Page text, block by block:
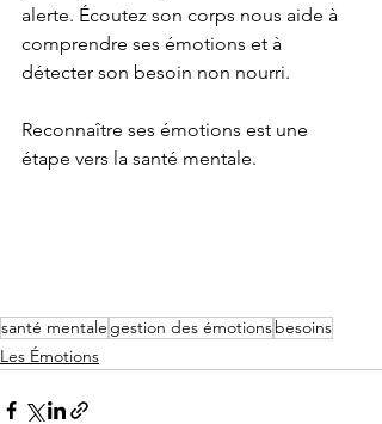
alerte. Écoutez son corps nous aide à
comprendre ses émotions et à
détecter son besoin non nourri.
Reconnaître ses émotions est une
étape vers la santé mentale.
santé mentale gestion des émotionsbesoins
Les Émotions